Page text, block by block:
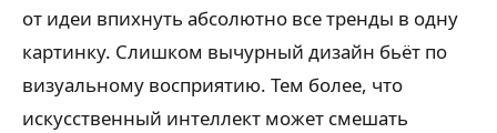
от идеи впихнуть абсолютно все тренды в одну
картинку. Слишком вычурный дизайн бьёт по
визуальному восприятию. Тем более, что
искусственный интеллект может смешать